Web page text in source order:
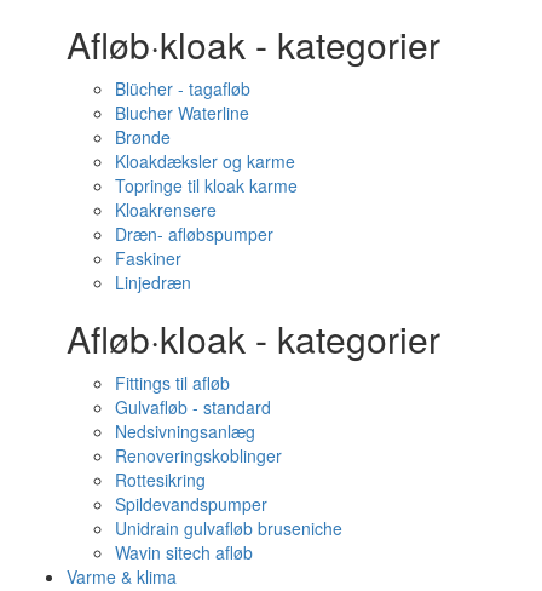
Afløb·kloak - kategorier
Blücher - tagafløb
Blucher Waterline
Brønde
Kloakdæksler og karme
Topringe til kloak karme
Kloakrensere
Dræn- afløbspumper
Faskiner
Linjedræn
Afløb·kloak - kategorier
Fittings til afløb
Gulvafløb - standard
Nedsivningsanlæg
Renoveringskoblinger
Rottesikring
Spildevandspumper
Unidrain gulvafløb bruseniche
Wavin sitech afløb
Varme & klima